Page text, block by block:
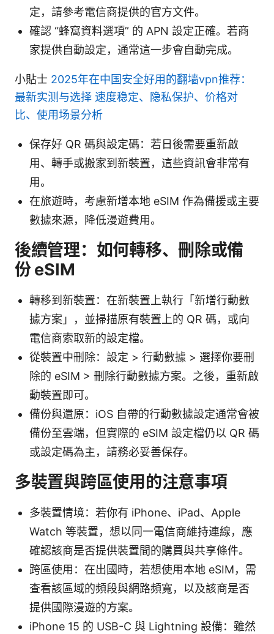
定，請參考電信商提供的官方文件。
確認 “蜂窩資料選項” 的 APN 設定正確。若商
家提供自動設定，通常這一步會自動完成。
小貼士 2025年在中国安全好用的翻墙vpn推荐：
最新实测与选择 速度稳定、隐私保护、价格对
比、使用场景分析
保存好 QR 碼與設定碼：若日後需要重新啟
用、轉手或搬家到新裝置，這些資訊會非常有
用。
在旅遊時，考慮新增本地 eSIM 作為備援或主要
數據來源，降低漫遊費用。
後續管理：如何轉移、刪除或備
份 eSIM
轉移到新裝置：在新裝置上執行「新增行動數
據方案」，並掃描原有裝置上的 QR 碼，或向
電信商索取新的設定檔。
從裝置中刪除：設定 > 行動數據 > 選擇你要刪
除的 eSIM > 刪除行動數據方案。之後，重新啟
動裝置即可。
備份與還原：iOS 自帶的行動數據設定通常會被
備份至雲端，但實際的 eSIM 設定檔仍以 QR 碼
或設定碼為主，請務必妥善保存。
多裝置與跨區使用的注意事項
多裝置情境：若你有 iPhone、iPad、Apple
Watch 等裝置，想以同一電信商維持連線，應
確認該商是否提供裝置間的購買與共享條件。
跨區使用：在出國時，若想使用本地 eSIM，需
查看該區域的頻段與網路頻寬，以及該商是否
提供國際漫遊的方案。
iPhone 15 的 USB-C 與 Lightning 設備：雖然